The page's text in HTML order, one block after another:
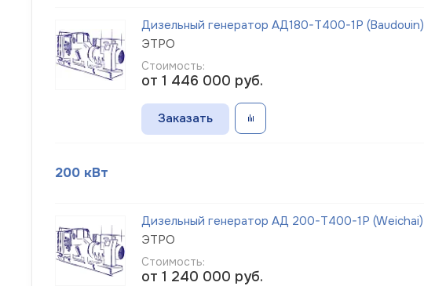
Дизельный генератор АД180-Т400-1Р (Baudouin)
ЭТРО
Стоимость:
от 1 446 000 руб.
Заказать
200 кВт
Дизельный генератор АД 200-Т400-1Р (Weichai)
ЭТРО
Стоимость:
от 1 240 000 руб.